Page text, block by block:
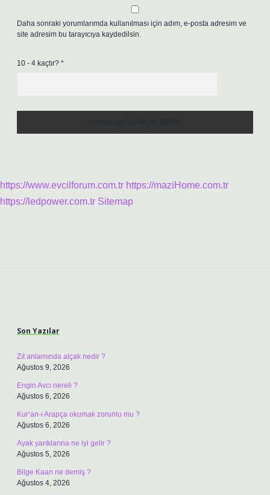
Daha sonraki yorumlarımda kullanılması için adım, e-posta adresim ve
site adresim bu tarayıcıya kaydedilsin.
10 - 4 kaçtır? *
https://www.evcilforum.com.tr https://maziHome.com.tr
https://ledpower.com.tr Sitemap
Son Yazılar
Zıt anlamında alçak nedir ?
Ağustos 9, 2026
Engin Avcı nereli ?
Ağustos 6, 2026
Kur’an-ı Arapça okumak zorunlu mu ?
Ağustos 6, 2026
Ayak yarıklarına ne iyi gelir ?
Ağustos 5, 2026
Bilge Kaan ne demiş ?
Ağustos 4, 2026